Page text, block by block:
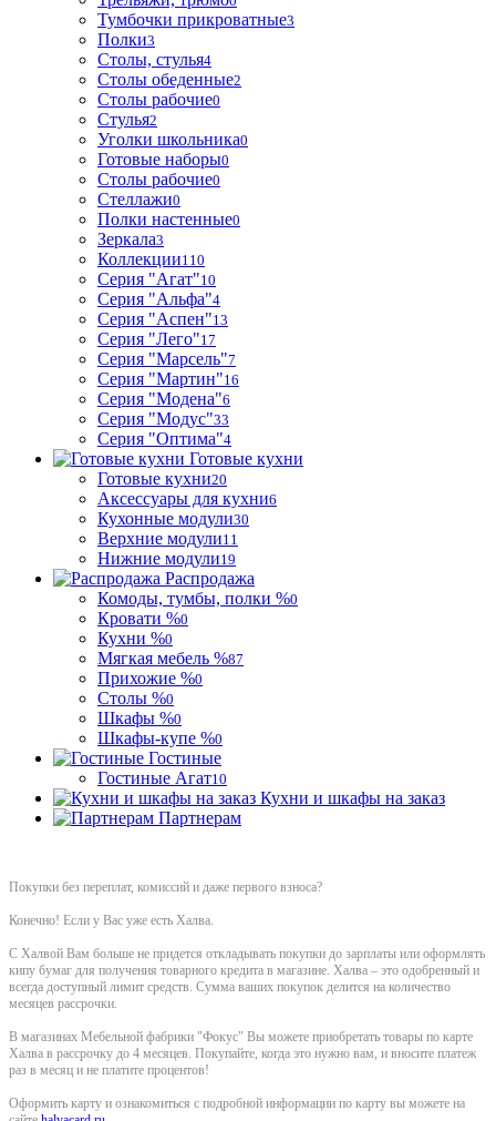
Тумбочки прикроватные3
Полки3
Столы, стулья4
Столы обеденные2
Столы рабочие0
Стулья2
Уголки школьника0
Готовые наборы0
Столы рабочие0
Стеллажи0
Полки настенные0
Зеркала3
Коллекции110
Серия "Агат"10
Серия "Альфа"4
Серия "Аспен"13
Серия "Лего"17
Серия "Марсель"7
Серия "Мартин"16
Серия "Модена"6
Серия "Модус"33
Серия "Оптима"4
Готовые кухни
Готовые кухни20
Аксессуары для кухни6
Кухонные модули30
Верхние модули11
Нижние модули19
Распродажа
Комоды, тумбы, полки %0
Кровати %0
Кухни %0
Мягкая мебель %87
Прихожие %0
Столы %0
Шкафы %0
Шкафы-купе %0
Гостиные
Гостиные Агат10
Кухни и шкафы на заказ
Партнерам
Покупки без переплат, комиссий и даже первого взноса?
Конечно! Если у Вас уже есть Халва.
С Халвой Вам больше не придется откладывать покупки до зарплаты или оформлять
кипу бумаг для получения товарного кредита в магазине. Халва – это одобренный и
всегда доступный лимит средств. Сумма ваших покупок делится на количество
месяцев рассрочки.
В магазинах Мебельной фабрики "Фокус" Вы можете приобретать товары по карте
Халва в рассрочку до 4 месяцев. Покупайте, когда это нужно вам, и вносите платеж
раз в месяц и не платите процентов!
Оформить карту и ознакомиться с подробной информации по карту вы можете на